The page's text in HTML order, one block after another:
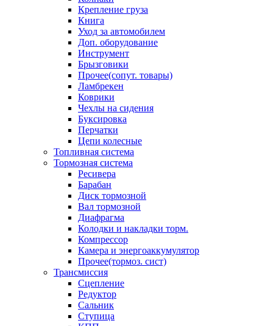
Крепление груза
Книга
Уход за автомобилем
Доп. оборудование
Инструмент
Брызговики
Прочее(сопут. товары)
Ламбрекен
Коврики
Чехлы на сидения
Буксировка
Перчатки
Цепи колесные
Топливная система
Тормозная система
Ресивера
Барабан
Диск тормозной
Вал тормозной
Диафрагма
Колодки и накладки торм.
Компрессор
Камера и энергоаккумулятор
Прочее(тормоз. сист)
Трансмиссия
Сцепление
Редуктор
Сальник
Ступица